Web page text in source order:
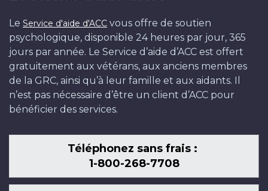
Le Service d'aide d'ACC vous offre de soutien
psychologique, disponible 24 heures par jour, 365
jours par année. Le Service d’aide d’ACC est offert
gratuitement aux vétérans, aux anciens membres
de la GRC, ainsi qu’à leur famille et aux aidants. Il
n’est pas nécessaire d’être un client d’ACC pour
bénéficier des services.
Téléphonez sans frais :
1-800-268-7708